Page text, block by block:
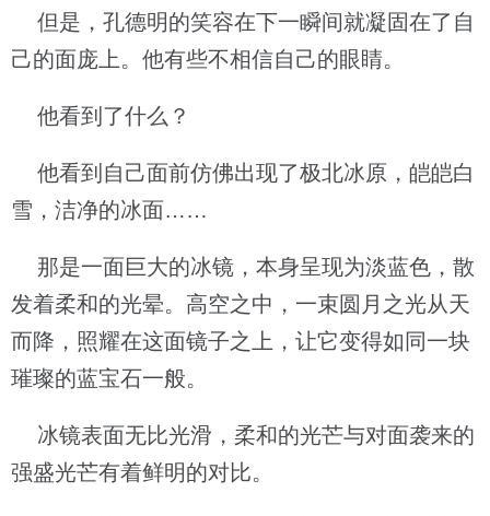
但是，孔德明的笑容在下一瞬间就凝固在了自
己的面庞上。他有些不相信自己的眼睛。
他看到了什么？
他看到自己面前仿佛出现了极北冰原，皑皑白
雪，洁净的冰面……
那是一面巨大的冰镜，本身呈现为淡蓝色，散
发着柔和的光晕。高空之中，一束圆月之光从天
而降，照耀在这面镜子之上，让它变得如同一块
璀璨的蓝宝石一般。
冰镜表面无比光滑，柔和的光芒与对面袭来的
强盛光芒有着鲜明的对比。